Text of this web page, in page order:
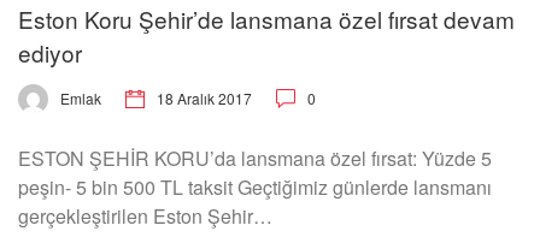
Eston Koru Şehir’de lansmana özel fırsat devam
ediyor
Emlak 18 Aralık 2017 0
ESTON ŞEHİR KORU’da lansmana özel fırsat: Yüzde 5
peşin- 5 bin 500 TL taksit Geçtiğimiz günlerde lansmanı
gerçekleştirilen Eston Şehir…